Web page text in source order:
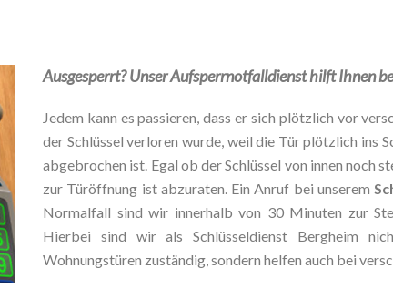
Ausgesperrt? Unser Aufsperrnotfalldienst hilft Ihnen
Jedem kann es passieren, dass er sich plötzlich vor
der Schlüssel verloren wurde, weil die Tür plötzlich ins
abgebrochen ist. Egal ob der Schlüssel von innen noch
zur Türöffnung ist abzuraten. Ein Anruf bei unserem
Normalfall sind wir innerhalb von 30 Minuten zur
Hierbei sind wir als Schlüsseldienst Bergheim
Wohnungstüren zuständig, sondern helfen auch bei